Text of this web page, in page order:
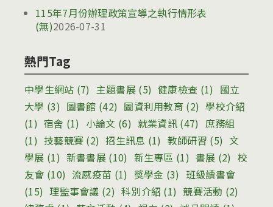
115年7月份辦理政策宣導之執行情形表
(無)2026-07-31
熱門Tag
中學生網站 (7) 主題書展(5) 健康檢查 (1) 國立
大學 (3) 圖書館 (42) 圖資利用教育 (2) 學校介紹
(1) 宿舍 (1) 小論文 (6) 就業資訊 (47) 庶務組
(1) 技藝競賽 (2) 招生訊息 (1) 教師研習 (5) 文
學展 (1) 新書書展 (10) 新生專區 (1) 書展 (2) 校
友會 (10) 流感疫苗 (1) 獎學金 (3) 班級讀書會
(15) 理監事會議 (2) 科別介紹 (1) 競賽活動 (2)